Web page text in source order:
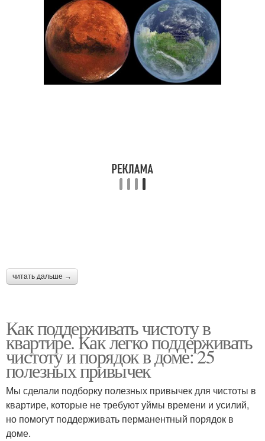
читать дальше →
Как поддерживать чистоту в
квартире. Как легко поддерживать
чистоту и порядок в доме: 25
полезных привычек
Мы сделали подборку полезных привычек для чистоты в
квартире, которые не требуют уймы времени и усилий,
но помогут поддерживать перманентный порядок в
доме.